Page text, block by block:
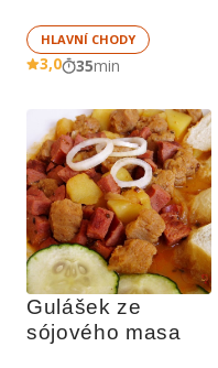
HLAVNÍ CHODY
3,0 35min
Gulášek ze
sójového masa